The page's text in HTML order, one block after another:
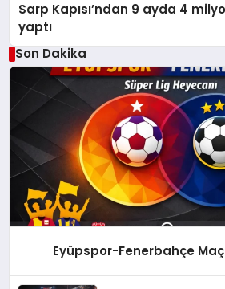
Sarp Kapısı’ndan 9 ayda 4
yaptı
Son Dakika
Eyüpspor-Fenerbahçe